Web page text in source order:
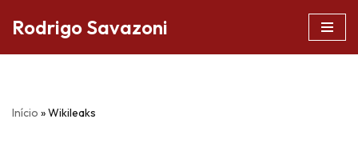
conteúdo
Rodrigo Savazoni
Início »Wikileaks